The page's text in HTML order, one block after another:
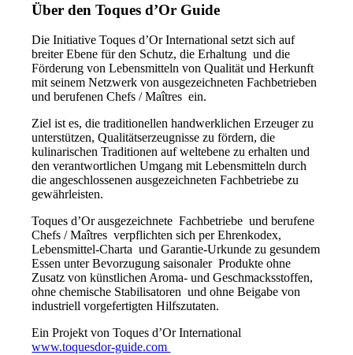
Über den Toques d’Or Guide
Die Initiative Toques d’Or International setzt sich auf
breiter Ebene für den Schutz, die Erhaltung und die
Förderung von Lebensmitteln von Qualität und Herkunft
mit seinem Netzwerk von ausgezeichneten Fachbetrieben
und berufenen Chefs / Maîtres ein.
Ziel ist es, die traditionellen handwerklichen Erzeuger zu
unterstützen, Qualitätserzeugnisse zu fördern, die
kulinarischen Traditionen auf weltebene zu erhalten und
den verantwortlichen Umgang mit Lebensmitteln durch
die angeschlossenen ausgezeichneten Fachbetriebe zu
gewährleisten.
Toques d’Or ausgezeichnete Fachbetriebe und berufene
Chefs / Maîtres verpflichten sich per Ehrenkodex,
Lebensmittel-Charta und Garantie-Urkunde zu gesundem
Essen unter Bevorzugung saisonaler Produkte ohne
Zusatz von künstlichen Aroma- und Geschmacksstoffen,
ohne chemische Stabilisatoren und ohne Beigabe von
industriell vorgefertigten Hilfszutaten.
Ein Projekt von Toques d’Or International
www.toquesdor-guide.com